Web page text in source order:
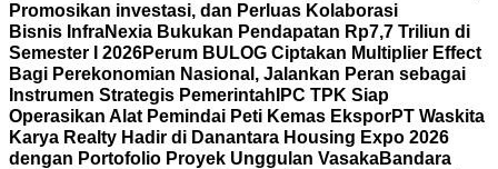
Promosikan investasi, dan Perluas Kolaborasi
Bisnis InfraNexia Bukukan Pendapatan Rp7,7 Triliun di
Semester I 2026Perum BULOG Ciptakan Multiplier Effect
Bagi Perekonomian Nasional, Jalankan Peran sebagai
Instrumen Strategis Pemerintah IPC TPK Siap
Operasikan Alat Pemindai Peti Kemas EksporPT Waskita
Karya Realty Hadir di Danantara Housing Expo 2026
dengan Portofolio Proyek Unggulan VasakaBandara